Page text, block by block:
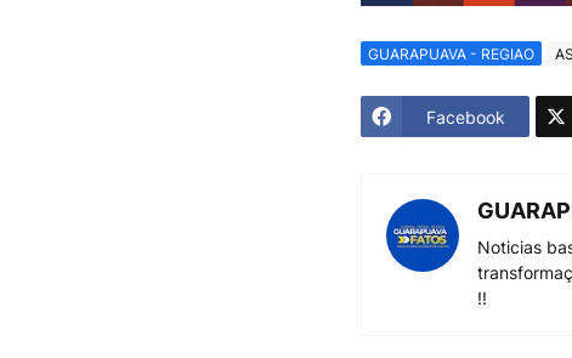
GUARAPUAVA - REGIAO
Facebook
Noticias
!!